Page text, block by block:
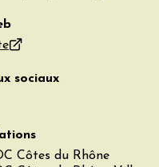
sociaux
Côtes du Rhône